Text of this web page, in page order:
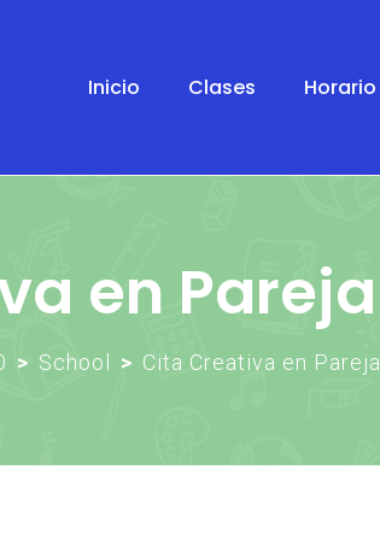
Inicio Clases Horario
en Pareja
> School > Cita Creativa en Pareja